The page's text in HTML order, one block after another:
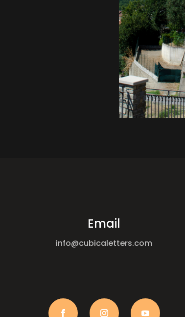
Email
info@cubicaletters.com